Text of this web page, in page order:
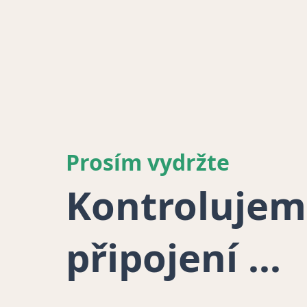
Prosím vydržte
připojení